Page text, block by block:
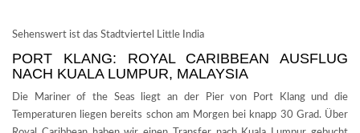
Sehenswert ist das Stadtviertel Little India
PORT KLANG: ROYAL CARIBBEAN AUSFLUG
NACH KUALA LUMPUR, MALAYSIA
Die Mariner of the Seas liegt an der Pier von Port Klang und die
Temperaturen liegen bereits schon am Morgen bei knapp 30 Grad. Über